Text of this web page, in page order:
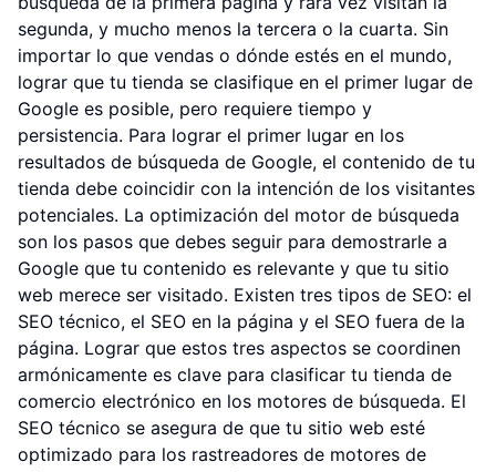
segunda, y mucho menos la tercera o la cuarta. Sin
importar lo que vendas o dónde estés en el mundo,
lograr que tu tienda se clasifique en el primer lugar de
Google es posible, pero requiere tiempo y
persistencia. Para lograr el primer lugar en los
resultados de búsqueda de Google, el contenido de tu
tienda debe coincidir con la intención de los visitantes
potenciales. La optimización del motor de búsqueda
son los pasos que debes seguir para demostrarle a
Google que tu contenido es relevante y que tu sitio
web merece ser visitado. Existen tres tipos de SEO: el
SEO técnico, el SEO en la página y el SEO fuera de la
página. Lograr que estos tres aspectos se coordinen
armónicamente es clave para clasificar tu tienda de
comercio electrónico en los motores de búsqueda. El
SEO técnico se asegura de que tu sitio web esté
optimizado para los rastreadores de motores de